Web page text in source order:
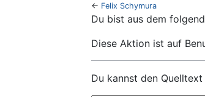
← Felix Schymura
Wechseln zu:Navigation
Du bist aus dem
Diese Aktion ist auf
Du kannst den